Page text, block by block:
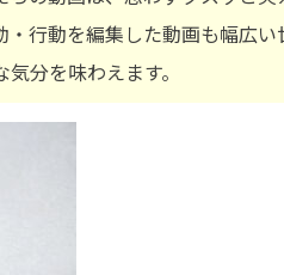
行動を編集した動画も幅広
分を味わえます。